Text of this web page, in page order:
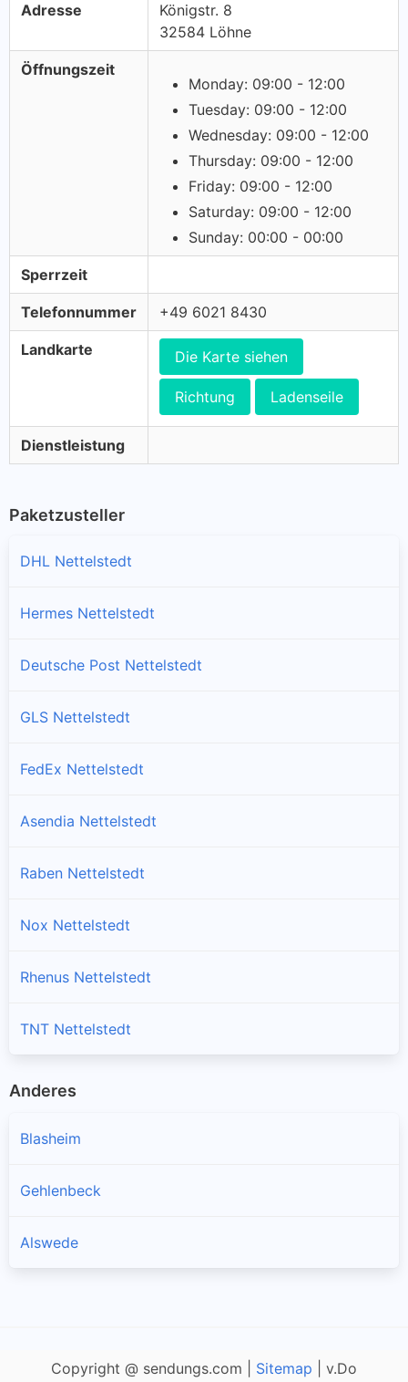
Adresse
Königstr. 8
32584 Löhne
Öffnungszeit
Monday: 09:00 - 12:00
Tuesday: 09:00 - 12:00
Wednesday: 09:00 - 12:00
Thursday: 09:00 - 12:00
Friday: 09:00 - 12:00
Saturday: 09:00 - 12:00
Sunday: 00:00 - 00:00
Sperrzeit
Telefonnummer +49 6021 8430
Landkarte Die Karte siehen
Richtung Ladenseile
Dienstleistung
Paketzusteller
DHL Nettelstedt
Hermes Nettelstedt
Deutsche Post Nettelstedt
GLS Nettelstedt
FedEx Nettelstedt
Asendia Nettelstedt
Raben Nettelstedt
Nox Nettelstedt
Rhenus Nettelstedt
TNT Nettelstedt
Anderes
Blasheim
Gehlenbeck
Alswede
Copyright @ sendungs.com | Sitemap | v.Do